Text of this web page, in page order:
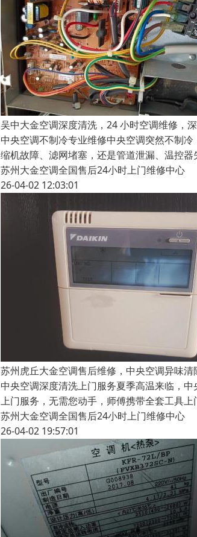
吴中大金空调深度清洗，24 小时空调维修，
中央空调不制冷专业维修中央空调突然不制
缩机故障、滤网堵塞，还是管道泄漏、温控
苏州大金空调全国售后24小时上门维修中心
26-04-02 12:03:01
苏州虎丘大金空调售后维修，中央空调异味清
中央空调深度清洗上门服务夏季高温来临，
上门服务，无需您动手，师傅携带全套工具
苏州大金空调全国售后24小时上门维修中心
26-04-02 19:57:01